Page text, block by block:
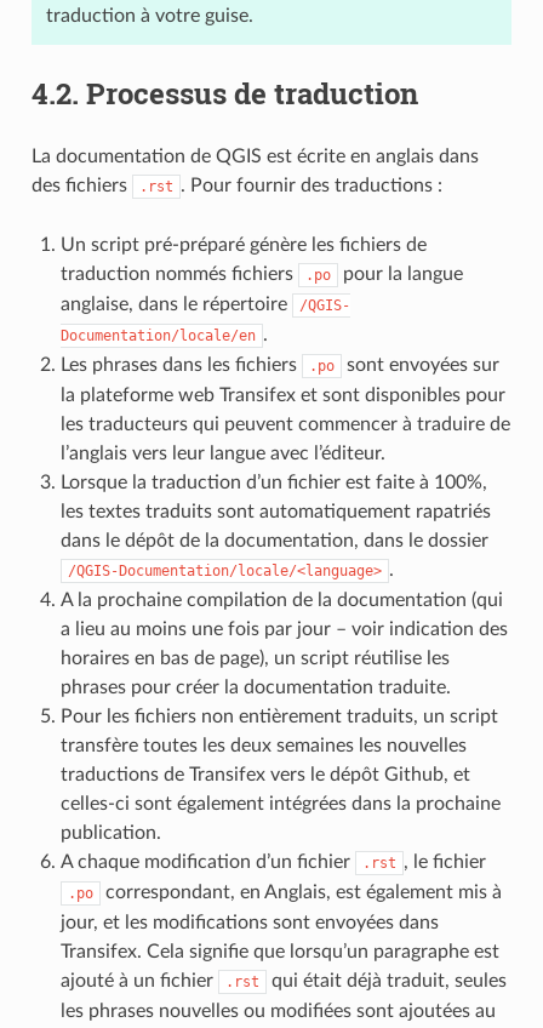
traduction à votre guise.
4.2. Processus de traduction
La documentation de QGIS est écrite en anglais dans
des fichiers
.rst . Pour fournir des traductions :
Un script pré-préparé génère les fichiers de
traduction nommés fichiers
.po
pour la langue
anglaise, dans le répertoire
/QGIS-
Documentation/locale/en .
Les phrases dans les fichiers
.po
sont envoyées sur
la plateforme web Transifex et sont disponibles pour
les traducteurs qui peuvent commencer à traduire de
l’anglais vers leur langue avec l’éditeur.
Lorsque la traduction d’un fichier est faite à 100%,
les textes traduits sont automatiquement rapatriés
dans le dépôt de la documentation, dans le dossier
/QGIS-Documentation/locale/<language> .
A la prochaine compilation de la documentation (qui
a lieu au moins une fois par jour – voir indication des
horaires en bas de page), un script réutilise les
phrases pour créer la documentation traduite.
Pour les fichiers non entièrement traduits, un script
transfère toutes les deux semaines les nouvelles
traductions de Transifex vers le dépôt Github, et
celles-ci sont également intégrées dans la prochaine
publication.
A chaque modification d’un fichier
.rst , le fichier
.po
correspondant, en Anglais, est également mis à
jour, et les modifications sont envoyées dans
Transifex. Cela signifie que lorsqu’un paragraphe est
ajouté à un fichier
.rst
qui était déjà traduit, seules
les phrases nouvelles ou modifiées sont ajoutées au